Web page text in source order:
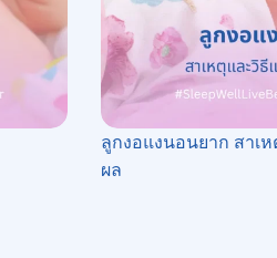
ลูกงอแงนอนยาก สาเ
ผล